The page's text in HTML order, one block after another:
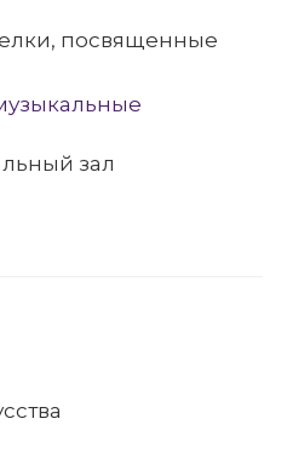
посвященные
зал